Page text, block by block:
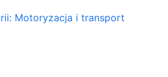
Motoryzacja i transport